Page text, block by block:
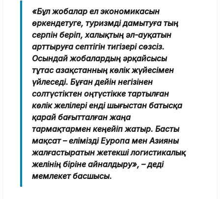
«Бұл жобалар ел экономикасын
өркендетуге, туризмді дамытуға тың
серпін беріп, халықтың әл-ауқатын
арттыруға септігін тигізері сөзсіз.
Осындай жобалардың әрқайсысы
тұтас Қазақстанның көлік жүйесімен
үйлеседі. Бұған дейін негізінен
солтүстіктен оңтүстікке тартылған
көлік желілері енді шығыстан батысқа
қарай бағытталған жаңа
тармақтармен кеңейіп жатыр. Басты
мақсат – елімізді Еуропа мен Азияны
жалғастыратын жетекші логистикалық
желінің біріне айналдыру», – деді
мемлекет басшысы.